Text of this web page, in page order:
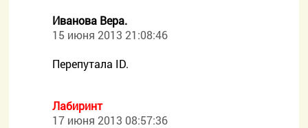
Иванова Вера.
15 июня 2013 21:08:46
Перепутала ID.
Лабиринт
17 июня 2013 08:57:36